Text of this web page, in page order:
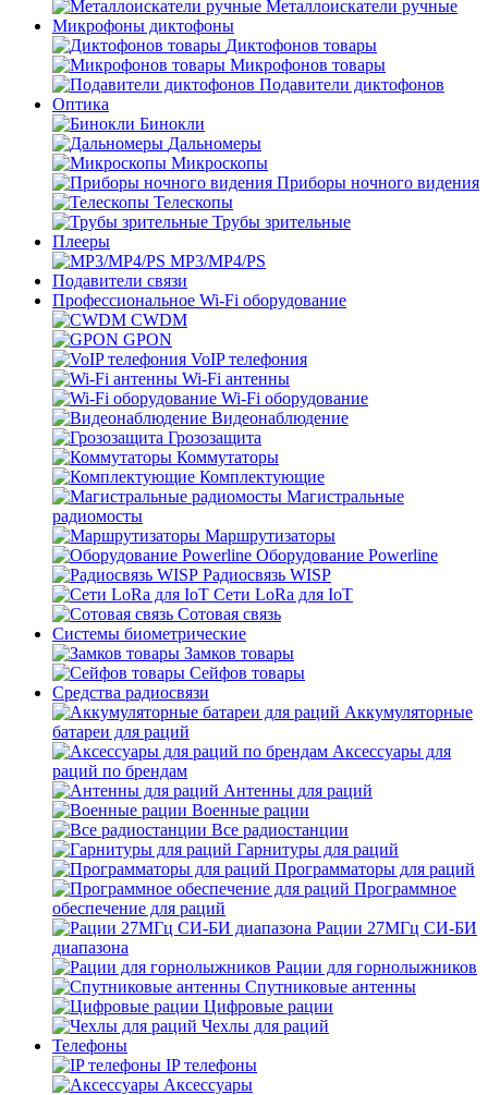
Металлоискатели ручные
Микрофоны диктофоны
Диктофонов товары
Микрофонов товары
Подавители диктофонов
Оптика
Бинокли
Дальномеры
Микроскопы
Приборы ночного видения
Телескопы
Трубы зрительные
Плееры
MP3/MP4/PS
Подавители связи
Профессиональное Wi-Fi оборудование
CWDM
GPON
VoIP телефония
Wi-Fi антенны
Wi-Fi оборудование
Видеонаблюдение
Грозозащита
Коммутаторы
Комплектующие
Магистральные
радиомосты
Маршрутизаторы
Оборудование Powerline
Радиосвязь WISP
Сети LoRa для IoT
Сотовая связь
Системы биометрические
Замков товары
Сейфов товары
Средства радиосвязи
Аккумуляторные
батареи для раций
Аксессуары для
раций по брендам
Антенны для раций
Военные рации
Все радиостанции
Гарнитуры для раций
Программаторы для раций
Программное
обеспечение для раций
Рации 27МГц СИ-БИ
диапазона
Рации для горнолыжников
Спутниковые антенны
Цифровые рации
Чехлы для раций
Телефоны
IP телефоны
Аксессуары